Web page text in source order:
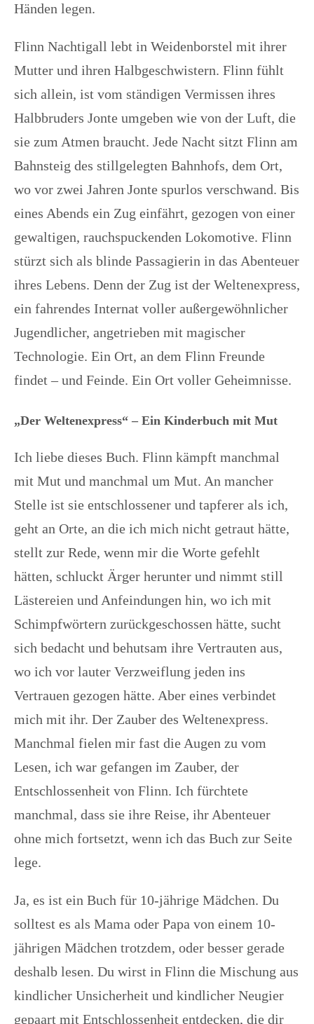
Händen legen.
Flinn Nachtigall lebt in Weidenborstel mit ihrer
Mutter und ihren Halbgeschwistern. Flinn fühlt
sich allein, ist vom ständigen Vermissen ihres
Halbbruders Jonte umgeben wie von der Luft, die
sie zum Atmen braucht. Jede Nacht sitzt Flinn am
Bahnsteig des stillgelegten Bahnhofs, dem Ort,
wo vor zwei Jahren Jonte spurlos verschwand. Bis
eines Abends ein Zug einfährt, gezogen von einer
gewaltigen, rauchspuckenden Lokomotive. Flinn
stürzt sich als blinde Passagierin in das Abenteuer
ihres Lebens. Denn der Zug ist der Weltenexpress,
ein fahrendes Internat voller außergewöhnlicher
Jugendlicher, angetrieben mit magischer
Technologie. Ein Ort, an dem Flinn Freunde
findet – und Feinde. Ein Ort voller Geheimnisse.
„Der Weltenexpress“ – Ein Kinderbuch mit Mut
Ich liebe dieses Buch. Flinn kämpft manchmal
mit Mut und manchmal um Mut. An mancher
Stelle ist sie entschlossener und tapferer als ich,
geht an Orte, an die ich mich nicht getraut hätte,
stellt zur Rede, wenn mir die Worte gefehlt
hätten, schluckt Ärger herunter und nimmt still
Lästereien und Anfeindungen hin, wo ich mit
Schimpfwörtern zurückgeschossen hätte, sucht
sich bedacht und behutsam ihre Vertrauten aus,
wo ich vor lauter Verzweiflung jeden ins
Vertrauen gezogen hätte. Aber eines verbindet
mich mit ihr. Der Zauber des Weltenexpress.
Manchmal fielen mir fast die Augen zu vom
Lesen, ich war gefangen im Zauber, der
Entschlossenheit von Flinn. Ich fürchtete
manchmal, dass sie ihre Reise, ihr Abenteuer
ohne mich fortsetzt, wenn ich das Buch zur Seite
lege.
Ja, es ist ein Buch für 10-jährige Mädchen. Du
solltest es als Mama oder Papa von einem 10-
jährigen Mädchen trotzdem, oder besser gerade
deshalb lesen. Du wirst in Flinn die Mischung aus
kindlicher Unsicherheit und kindlicher Neugier
gepaart mit Entschlossenheit entdecken, die dir